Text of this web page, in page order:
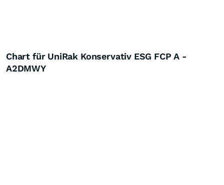
Chart für UniRak Konservativ ESG FCP A -
A2DMWY